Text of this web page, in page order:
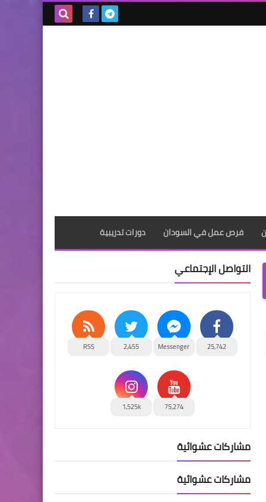
فرص عمل في السودان دورات تدريبية
التواصل الإجتماعي
25,742
Messenger
2,455
RSS
75,274
1,525k
مشاركات عشوائية
مشاركات عشوائية